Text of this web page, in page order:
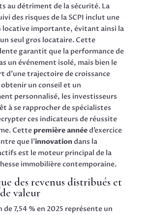
au détriment de la sécurité. La
des risques de la SCPI inclut une
importante, évitant ainsi la
seul gros locataire. Cette
garantit que la performance de
un événement isolé, mais bien le
d’une trajectoire de croissance
un conseil et un
personnalisé, les investisseurs
à se rapprocher de spécialistes
ces indicateurs de réussite
Cette première annéed’exercice
que l’innovationdans la
est le moteur principal de la
immobilière contemporaine.
des revenus distribués et
valeur
7,54 % en 2025 représente un